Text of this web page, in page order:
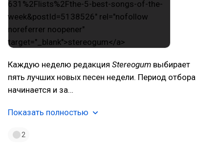
Каждую неделю редакция Stereogum выбирает
пять лучших новых песен недели. Период отбора
начинается и за…
Показать полностью
2